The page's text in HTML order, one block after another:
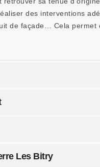
des interventions
de façade… Cela permet
Les Bitry